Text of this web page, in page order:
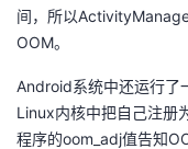
坛
圈
子
的
直
播
我
的
活
我
的
的
课
程
我
的
认
我
的
我
技
支
的
声
间，所以
OOM。
Android系统中还运行了
Linux内核中把自己注册
程序的oom_adj值告知